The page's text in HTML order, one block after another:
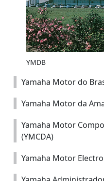
YMDB
Yamaha Motor do
Yamaha Motor da
Yamaha Motor
(YMCDA)
Yamaha Motor